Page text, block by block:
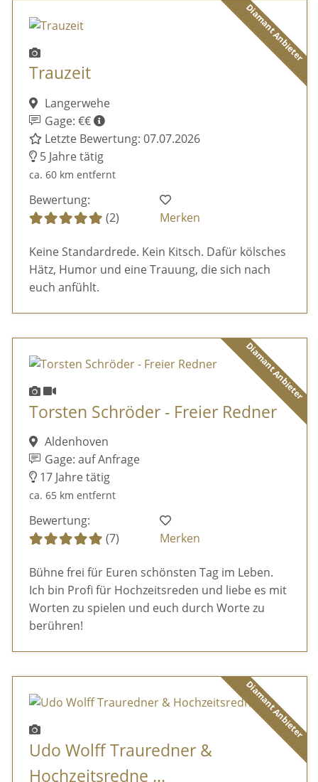
Diamant Anbieter
Trauzeit
Langerwehe
Gage: €€
Letzte Bewertung: 07.07.2026
5 Jahre tätig
ca. 60 km entfernt
Bewertung:
(2)
Merken
Keine Standardrede. Kein Kitsch. Dafür kölsches
Hätz, Humor und eine Trauung, die sich nach
euch anfühlt.
Diamant Anbieter
Torsten Schröder - Freier Redner
Aldenhoven
Gage: auf Anfrage
17 Jahre tätig
ca. 65 km entfernt
Bewertung:
(7)
Merken
Bühne frei für Euren schönsten Tag im Leben.
Ich bin Profi für Hochzeitsreden und liebe es mit
Worten zu spielen und euch durch Worte zu
berühren!
Diamant Anbieter
Udo Wolff Trauredner &
Hochzeitsredne ...